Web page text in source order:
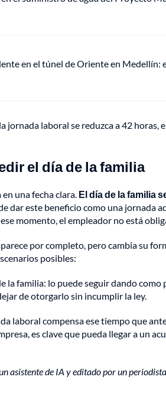
en el túnel de Oriente en Medellín:
jornada laboral se reduzca a 42
el día de la familia
una fecha clara. El día de la familia
dar este beneficio como una jornada
momento, el empleador no está
por completo, pero cambia su
posibles:
la familia: lo puede seguir dando
de otorgarlo sin incumplir la ley.
laboral compensa ese tiempo que
es clave que pueda llegar a un
asistente de IA y editado por un